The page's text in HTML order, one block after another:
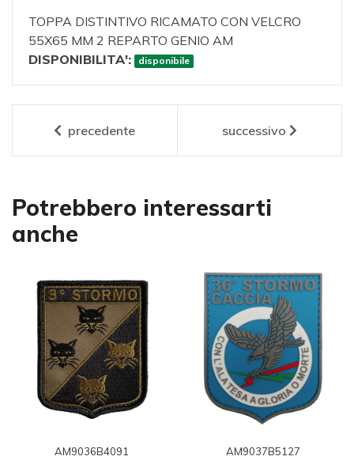
TOPPA DISTINTIVO RICAMATO CON VELCRO
55X65 MM 2 REPARTO GENIO AM
DISPONIBILITA':
disponibile
precedente successivo
Potrebbero interessarti
anche
AM9036B4091 AM9037B5127